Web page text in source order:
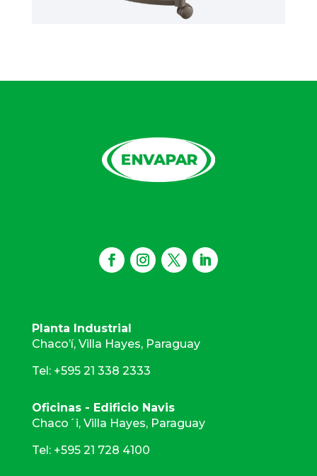
Planta Industrial
Chaco’í, Villa Hayes, Paraguay
Tel: +595 21 338 2333
Oficinas - Edificio Navis
Chaco´i, Villa Hayes, Paraguay
Tel: +595 21 728 4100